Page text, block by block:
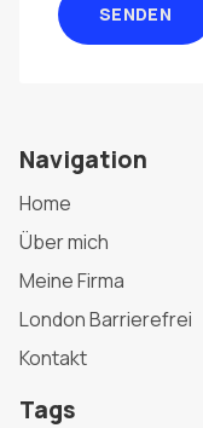
SENDEN
Navigation
Home
Über mich
Meine Firma
London Barrierefrei
Kontakt
Tags